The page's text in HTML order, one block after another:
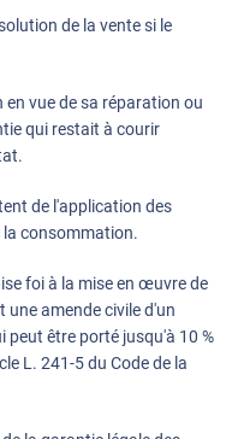
de la vente si le
vue de sa réparation ou
qui restait à courir
de l'application des
la consommation.
foi à la mise en œuvre de
une amende civile d'un
être porté jusqu'à 10 %
L. 241-5 du Code de la